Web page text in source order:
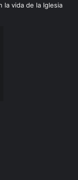
la vida de la Iglesia